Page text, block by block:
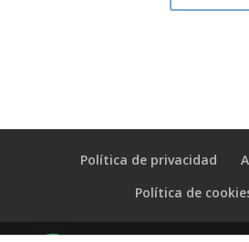
Política de privacidad
Política de